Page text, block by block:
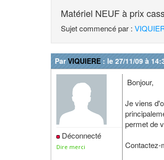
Matériel NEUF à prix
Sujet commencé par :
ParVIQUIERE : le 27/11/09 à
Déconnecté
Dire merci
Bonjour,
Je viens
permet de
Contactez-